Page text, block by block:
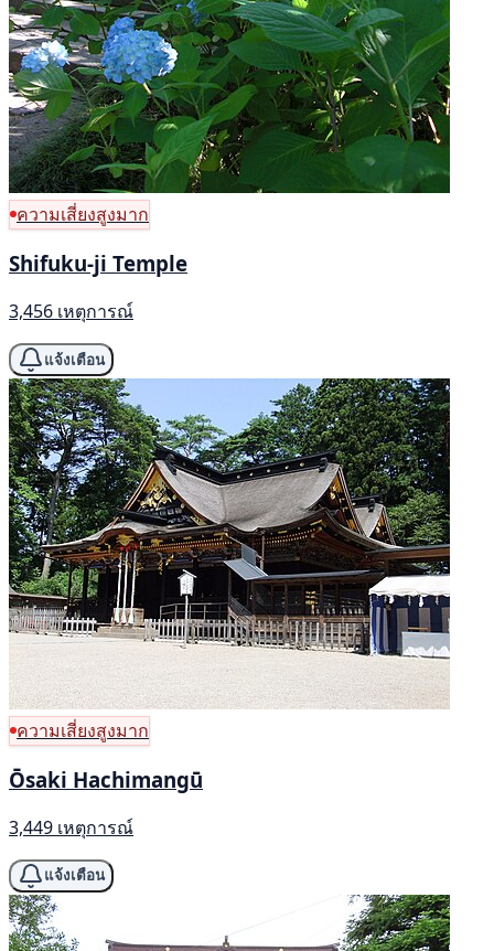
ความเสี่ยงสูงมาก
Shifuku-ji Temple
3,456 เหตุการณ์
แจ้งเตือน
ความเสี่ยงสูงมาก
Ōsaki Hachimangū
3,449 เหตุการณ์
แจ้งเตือน